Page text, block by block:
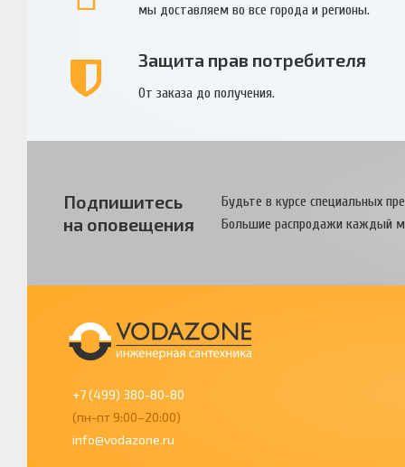
мы доставляем во все города и регионы.
Защита прав потребителя
От заказа до получения.
Подпишитесь
на оповещения
Будьте в курсе специальных
Большие распродажи каждый
+7 (499) 380-80-80
(пн-пт 9:00–20:00)
info@vodazone.ru